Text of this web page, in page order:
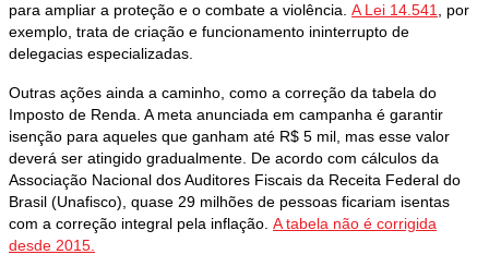
para ampliar a proteção e o combate a violência. A Lei 14.541
, por
exemplo, trata de criação e funcionamento ininterrupto de
delegacias especializadas.
Outras ações ainda a caminho, como a correção da tabela do
Imposto de Renda. A meta anunciada em campanha é garantir
isenção para aqueles que ganham até R$ 5 mil, mas esse valor
deverá ser atingido gradualmente. De acordo com cálculos da
Associação Nacional dos Auditores Fiscais da Receita Federal do
Brasil (Unafisco), quase 29 milhões de pessoas ficariam isentas
com a correção integral pela inflação. A tabela não é corrigida
desde 2015.